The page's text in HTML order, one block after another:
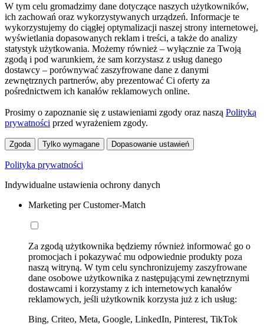
W tym celu gromadzimy dane dotyczące naszych użytkowników,
ich zachowań oraz wykorzystywanych urządzeń. Informacje te
wykorzystujemy do ciągłej optymalizacji naszej strony internetowej,
wyświetlania dopasowanych reklam i treści, a także do analizy
statystyk użytkowania. Możemy również – wyłącznie za Twoją
zgodą i pod warunkiem, że sam korzystasz z usług danego
dostawcy – porównywać zaszyfrowane dane z danymi
zewnętrznych partnerów, aby prezentować Ci oferty za
pośrednictwem ich kanałów reklamowych online.
Prosimy o zapoznanie się z ustawieniami zgody oraz naszą Polityką
prywatności przed wyrażeniem zgody.
Zgoda Tylko wymagane Dopasowanie ustawień
Polityka prywatności
Indywidualne ustawienia ochrony danych
Marketing per Customer-Match
Za zgodą użytkownika będziemy również informować go o
promocjach i pokazywać mu odpowiednie produkty poza
naszą witryną. W tym celu synchronizujemy zaszyfrowane
dane osobowe użytkownika z następującymi zewnętrznymi
dostawcami i korzystamy z ich internetowych kanałów
reklamowych, jeśli użytkownik korzysta już z ich usług:
Bing, Criteo, Meta, Google, LinkedIn, Pinterest, TikTok